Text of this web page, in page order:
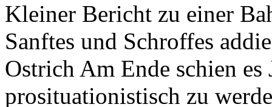
Kleiner Bericht zu einer
Sanftes und Schroffes
Ostrich Am Ende schien
prosituationistisch zu